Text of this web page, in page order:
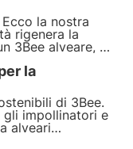
la nostra
rigenera la
3Bee alveare, un
per celebrare
per il
pianeta.
la
di 3Bee.
gli impollinatori e
alveari
House per